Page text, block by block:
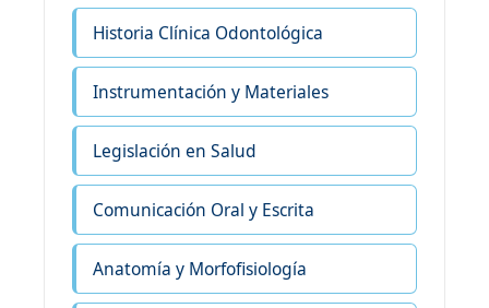
Historia Clínica Odontológica
Instrumentación y Materiales
Legislación en Salud
Comunicación Oral y Escrita
Anatomía y Morfofisiología